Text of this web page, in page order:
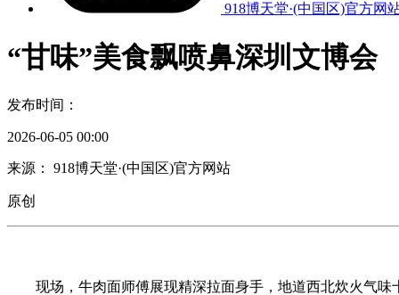
918博天堂·(中国区)官方网
“甘味”美食飘喷鼻深圳文博会
发布时间：
2026-06-05 00:00
来源： 918博天堂·(中国区)官方网站
原创
现场，牛肉面师傅展现精深拉面身手，地道西北炊火气味